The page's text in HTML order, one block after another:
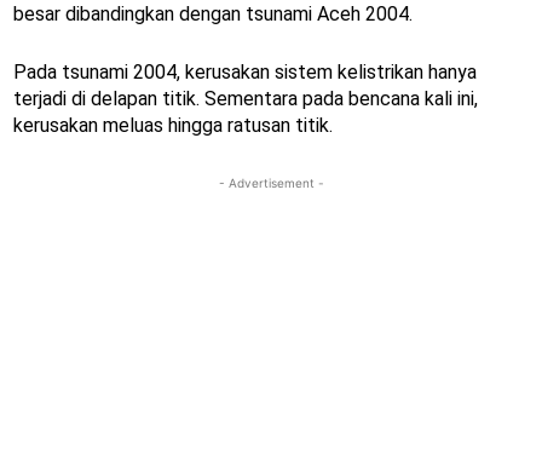
besar dibandingkan dengan tsunami Aceh 2004.
Pada tsunami 2004, kerusakan sistem kelistrikan hanya
terjadi di delapan titik. Sementara pada bencana kali ini,
kerusakan meluas hingga ratusan titik.
- Advertisement -